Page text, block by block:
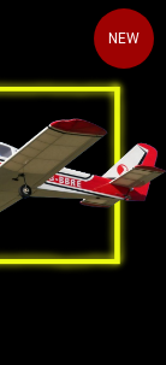
NEW